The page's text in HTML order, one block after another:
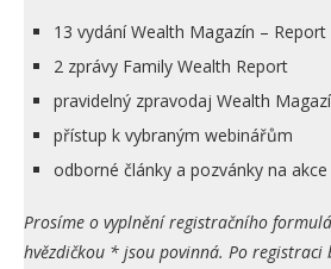
13 vydání Wealth Magazín – Report
2 zprávy Family Wealth Report
pravidelný zpravodaj Wealth
přístup k vybraným webinářům
odborné články a pozvánky na akce
Prosíme o vyplnění registračního
hvězdičkou * jsou povinná. Po registraci